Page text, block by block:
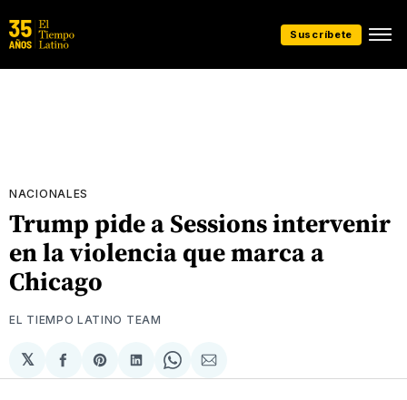
Suscríbete
NACIONALES
Trump pide a Sessions intervenir
en la violencia que marca a
Chicago
EL TIEMPO LATINO TEAM
𝕏
Compartir
en
Share
on
Compartir
en
Share
on
Compartir
via